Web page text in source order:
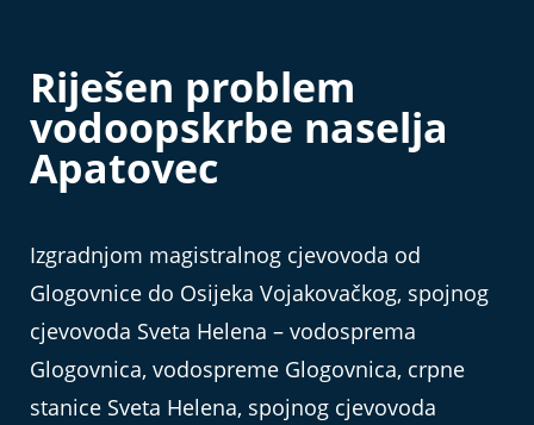
Riješen problem
vodoopskrbe naselja
Apatovec
Izgradnjom magistralnog cjevovoda od
Glogovnice do Osijeka Vojakovačkog, spojnog
cjevovoda Sveta Helena – vodosprema
Glogovnica, vodospreme Glogovnica, crpne
stanice Sveta Helena, spojnog cjevovoda